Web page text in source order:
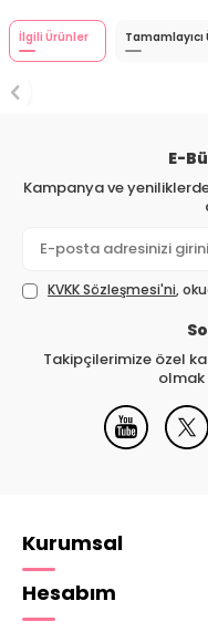
İlgili Ürünler Tamamlayıcı
E-
Kampanya ve
KVKK Sözleşmesi'ni,
Takipçilerimize özel
olmak
Kurumsal
Hesabım